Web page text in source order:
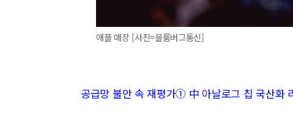
애플 매장 [사진=블룸버그통신]
공급망 불안 속 재평가① 中 아날로그 칩 국산화